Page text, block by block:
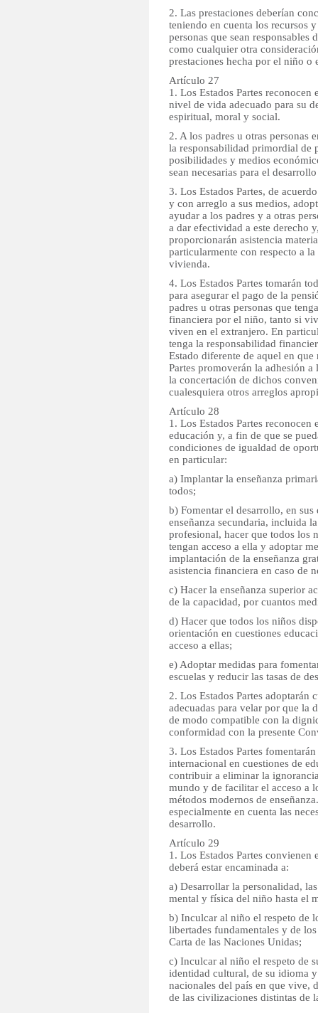
2. Las prestaciones deberían
teniendo en cuenta los recursos
personas que sean
como cualquier otra
prestaciones hecha por el niño o
Artículo 27
1. Los Estados Partes
nivel de vida adecuado para su
espiritual, moral y social.
2. A los padres u otras personas
la responsabilidad primordial de
posibilidades y medios
sean necesarias para el
3. Los Estados Partes, de
y con arreglo a sus medios,
ayudar a los padres y a otras
a dar efectividad a este derecho
proporcionarán asistencia
particularmente con respecto a
vivienda.
4. Los Estados Partes tomarán
para asegurar el pago de la
padres u otras personas que
financiera por el niño, tanto si
viven en el extranjero. En
tenga la responsabilidad
Estado diferente de aquel en
Partes promoverán la adhesión
la concertación de dichos
cualesquiera otros arreglos
Artículo 28
1. Los Estados Partes
educación y, a fin de que se
condiciones de igualdad de
en particular:
a) Implantar la enseñanza
todos;
b) Fomentar el desarrollo, en
enseñanza secundaria, incluida
profesional, hacer que todos los
tengan acceso a ella y adoptar
implantación de la enseñanza
asistencia financiera en caso de
c) Hacer la enseñanza superior
de la capacidad, por cuantos
d) Hacer que todos los niños
orientación en cuestiones
acceso a ellas;
e) Adoptar medidas para
escuelas y reducir las tasas de
2. Los Estados Partes adoptarán
adecuadas para velar por que la
de modo compatible con la
conformidad con la presente
3. Los Estados Partes
internacional en cuestiones de
contribuir a eliminar la
mundo y de facilitar el acceso a
métodos modernos de
especialmente en cuenta las
desarrollo.
Artículo 29
1. Los Estados Partes
deberá estar encaminada a:
a) Desarrollar la personalidad,
mental y física del niño hasta el
b) Inculcar al niño el respeto de
libertades fundamentales y de
Carta de las Naciones Unidas;
c) Inculcar al niño el respeto de
identidad cultural, de su idioma
nacionales del país en que vive,
de las civilizaciones distintas de